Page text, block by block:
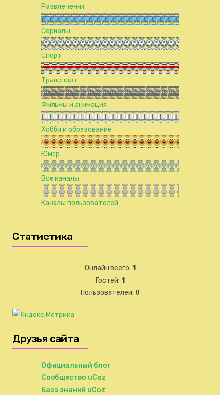
Развлечения
Сериалы
Спорт
Транспорт
Фильмы и анимация
Хобби и образование
Юмор
Все каналы
Каналы пользователей
Статистика
Онлайн всего: 1
Гостей: 1
Пользователей: 0
Друзья сайта
Официальный блог
Сообщество uCoz
База знаний uCoz